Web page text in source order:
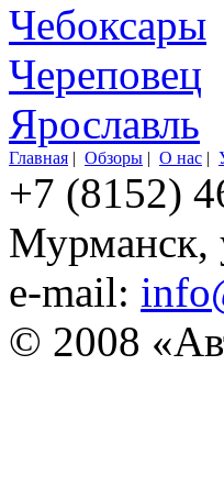
Чебоксары
Череповец
Ярославль
Главная | Обзоры | О нас |
+7 (8152)
Мурманск,
e-mail:
© 2008